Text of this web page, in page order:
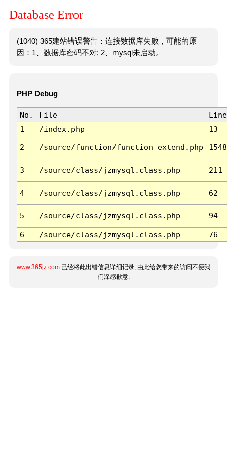
Database Error
(1040) 365建站错误警告：连接数据库失败，可能的原
因：1、数据库密码不对; 2、mysql未启动。
PHP Debug
No. File
Line
1
/index.php 13
2 /source/function/function_extend.php 1548
3 /source/class/jzmysql.class.php 211
4 /source/class/jzmysql.class.php 62
5 /source/class/jzmysql.class.php 94
6 /source/class/jzmysql.class.php 76
www.365jz.com 已经将此出错信息详细记录, 由此给您带来的访问不便我
们深感歉意.